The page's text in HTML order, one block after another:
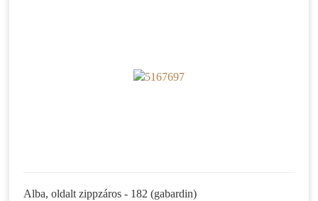
Alba, oldalt zippzáros - 182 (gabardin)